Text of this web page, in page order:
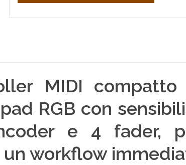
MIDI compatto
RGB con
e 4 fader,
workflow